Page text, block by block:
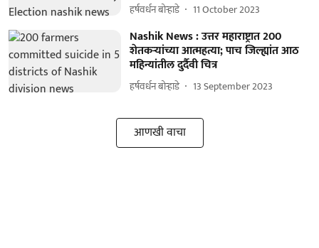
हर्षवर्धन बोऱ्हाडे 11 October 2023
Nashik News : उत्तर महाराष्ट्रात 200
शेतकऱ्यांच्या आत्महत्या; पाच जिल्ह्यांत आठ
महिन्यांतील दुर्दैवी चित्र
हर्षवर्धन बोऱ्हाडे 13 September 2023
आणखी वाचा